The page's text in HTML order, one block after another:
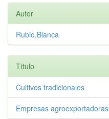
Autor
Rubio,Blanca
Título
Cultivos tradicionales
Empresas agroexportadoras